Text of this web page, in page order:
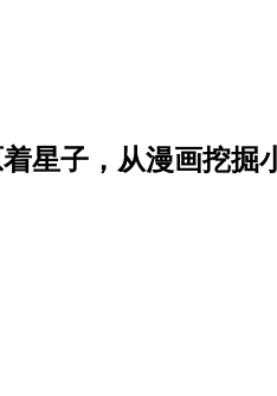
星子，从漫画挖掘